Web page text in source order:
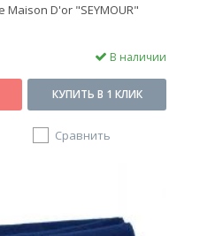
D'or "SEYMOUR"
В наличии
КУПИТЬ В 1 КЛИК
Сравнить